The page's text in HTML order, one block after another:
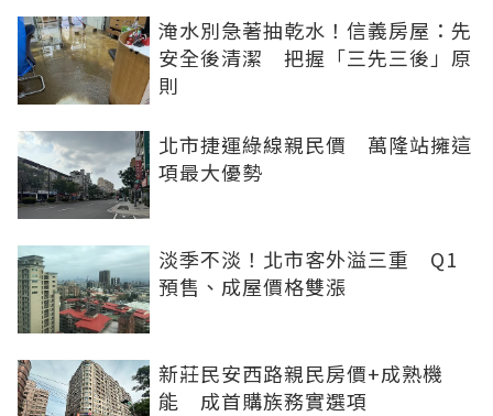
淹水別急著抽乾水！信義房屋：先
安全後清潔 把握「三先三後」原
則
北市捷運綠線親民價 萬隆站擁這
項最大優勢
淡季不淡！北市客外溢三重 Q1
預售、成屋價格雙漲
新莊民安西路親民房價+成熟機
能 成首購族務實選項